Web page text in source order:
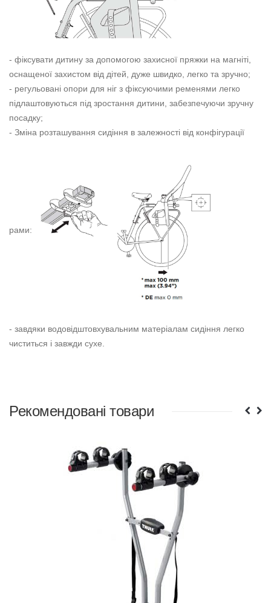
- фіксувати дитину за допомогою захисної пряжки на магніті,
оснащеної захистом від дітей, дуже швидко, легко та зручно;
- регульовані опори для ніг з фіксуючими ременями легко
підлаштовуються під зростання дитини, забезпечуючи зручну
посадку;
- Зміна розташування сидіння в залежності від конфігурації
рами:
- завдяки водовідштовхувальним матеріалам сидіння легко
чиститься і завжди сухе.
Рекомендовані товари